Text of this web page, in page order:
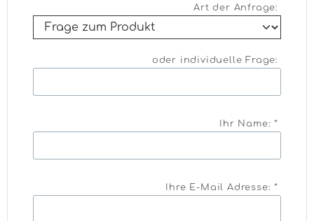
Art der Anfrage:
oder individuelle Frage:
Ihr Name: *
Ihre E-Mail Adresse: *